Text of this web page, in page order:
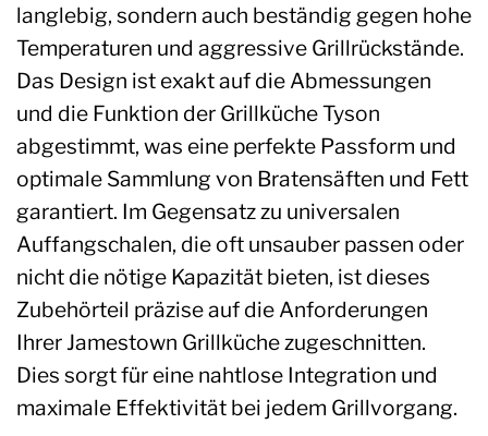
langlebig, sondern auch beständig gegen hohe
Temperaturen und aggressive Grillrückstände.
Das Design ist exakt auf die Abmessungen
und die Funktion der Grillküche Tyson
abgestimmt, was eine perfekte Passform und
optimale Sammlung von Bratensäften und Fett
garantiert. Im Gegensatz zu universalen
Auffangschalen, die oft unsauber passen oder
nicht die nötige Kapazität bieten, ist dieses
Zubehörteil präzise auf die Anforderungen
Ihrer Jamestown Grillküche zugeschnitten.
Dies sorgt für eine nahtlose Integration und
maximale Effektivität bei jedem Grillvorgang.